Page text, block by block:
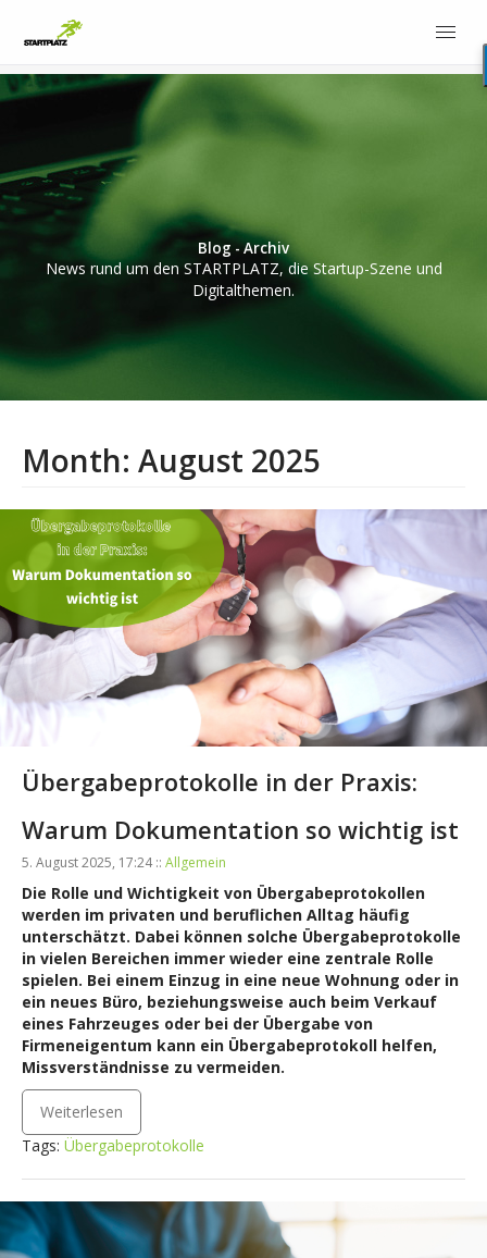
Blog - Archiv
News rund um den STARTPLATZ, die Startup-Szene und
Digitalthemen.
Month: August 2025
Übergabeprotokolle in der Praxis:
Warum Dokumentation so wichtig ist
5. August 2025, 17:24 :: Allgemein
Die Rolle und Wichtigkeit von Übergabeprotokollen
werden im privaten und beruflichen Alltag häufig
unterschätzt. Dabei können solche Übergabeprotokolle
in vielen Bereichen immer wieder eine zentrale Rolle
spielen. Bei einem Einzug in eine neue Wohnung oder in
ein neues Büro, beziehungsweise auch beim Verkauf
eines Fahrzeuges oder bei der Übergabe von
Firmeneigentum kann ein Übergabeprotokoll helfen,
Missverständnisse zu vermeiden.
Weiterlesen
Tags: Übergabeprotokolle